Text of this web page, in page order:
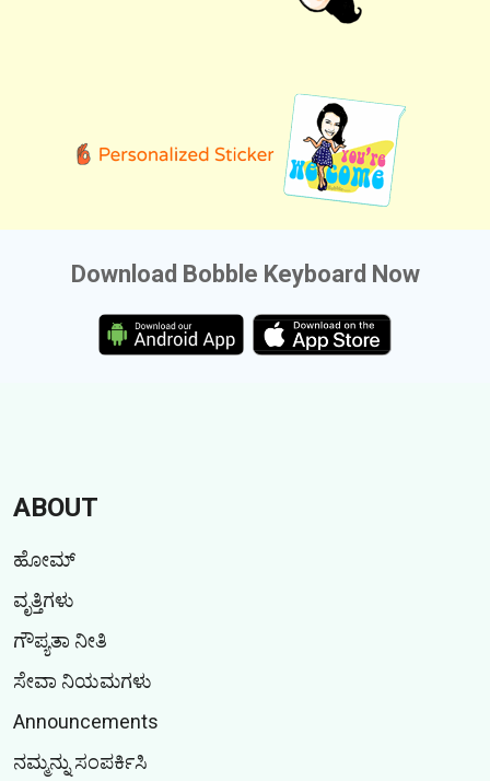
Download Bobble Keyboard Now
ABOUT
ಹೋಮ್
ವೃತ್ತಿಗಳು
ಗೌಪ್ಯತಾ ನೀತಿ
ಸೇವಾ ನಿಯಮಗಳು
Announcements
ನಮ್ಮನ್ನು ಸಂಪರ್ಕಿಸಿ